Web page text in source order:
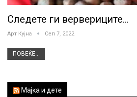
Следете ги вервериците…
Арт Кујна Сеп 7, 2022
ПОВЕЌЕ...
Мајка и дете